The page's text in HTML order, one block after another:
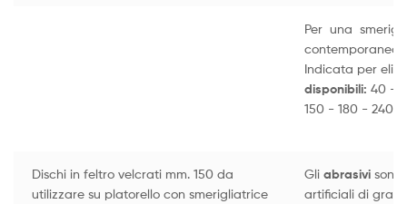
Per una
contemporanea
Indicata per
disponibili: 40 -
150 - 180 - 240
Dischi in feltro velcrati mm. 150 da
utilizzare su platorello con smerigliatrice
Gli abrasivisono
artificiali di